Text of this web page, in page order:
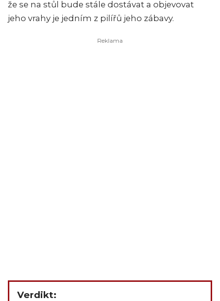
že se na stůl bude stále dostávat a objevovat
jeho vrahy je jedním z pilířů jeho zábavy.
Verdikt: